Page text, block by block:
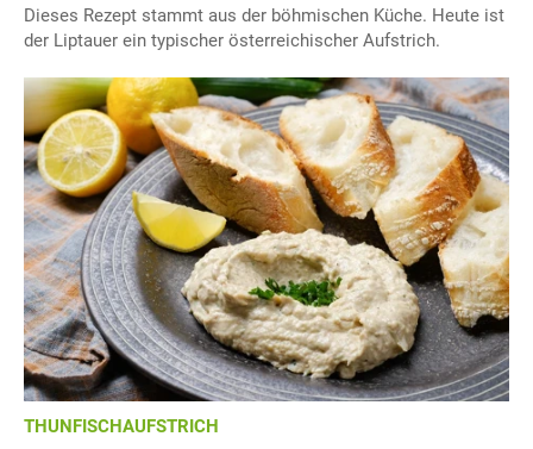
Dieses Rezept stammt aus der böhmischen Küche. Heute ist
der Liptauer ein typischer österreichischer Aufstrich.
THUNFISCHAUFSTRICH